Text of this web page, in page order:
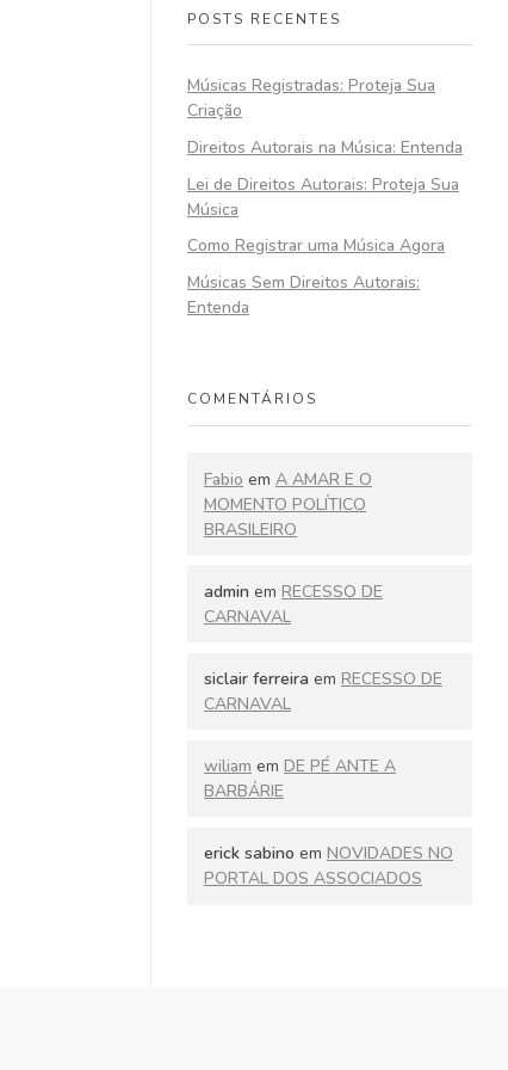
POSTS RECENTES
Músicas Registradas: Proteja Sua
Criação
Direitos Autorais na Música: Entenda
Lei de Direitos Autorais: Proteja Sua
Música
Como Registrar uma Música Agora
Músicas Sem Direitos Autorais:
Entenda
COMENTÁRIOS
Fabio em A AMAR E O
MOMENTO POLÍTICO
BRASILEIRO
admin em RECESSO DE
CARNAVAL
siclair ferreira em RECESSO DE
CARNAVAL
wiliam em DE PÉ ANTE A
BARBÁRIE
erick sabino em NOVIDADES NO
PORTAL DOS ASSOCIADOS